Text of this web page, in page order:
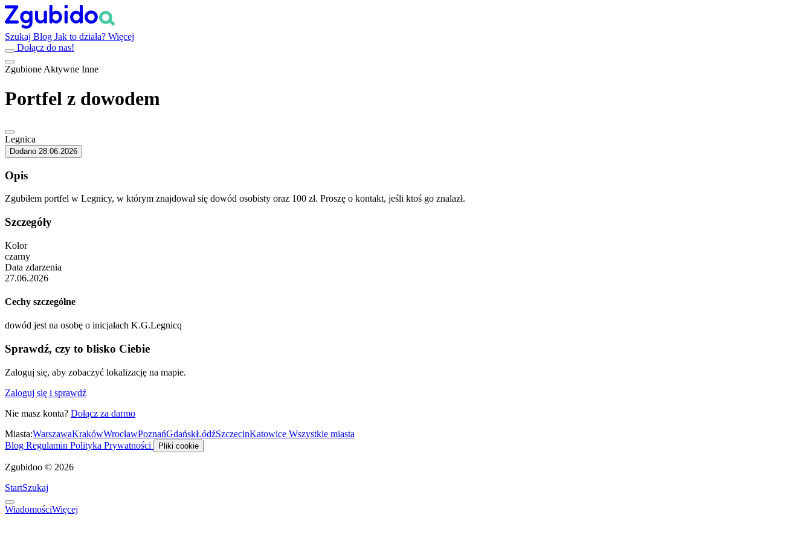
Szukaj Blog Jak to działa? Więcej
Dołącz do nas!
Zgubione Aktywne Inne
Portfel z dowodem
Legnica
Dodano 28.06.2026
Opis
Zgubiłem portfel w Legnicy, w którym znajdował się dowód osobisty oraz 100 zł. Proszę o kontakt, jeśli ktoś go znalazł.
Szczegóły
Kolor
czarny
Data zdarzenia
27.06.2026
Cechy szczególne
dowód jest na osobę o inicjałach K.G.Legnicq
Sprawdź, czy to blisko Ciebie
Zaloguj się, aby zobaczyć lokalizację na mapie.
Zaloguj się i sprawdź
Nie masz konta? Dołącz za darmo
Miasta:WarszawaKrakówWrocławPoznańGdańskŁódźSzczecinKatowice Wszystkie miasta
Blog Regulamin Polityka Prywatności Pliki cookie
Zgubidoo © 2026
StartSzukaj
WiadomościWięcej